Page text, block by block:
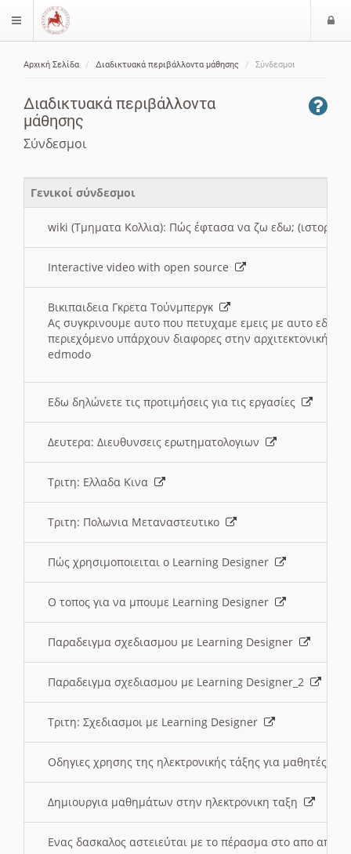
$langMenu
Αρχική Σελίδα Διαδικτυακά περιβάλλοντα μάθησης Σύνδεσμοι
Διαδικτυακά περιβάλλοντα
μάθησης
Σύνδεσμοι
Γενικοί σύνδεσμοι
wiki (Τμηματα Κολλια): Πώς έφτασα να ζω εδω; (ιστορια)
Interactive video with open source
Βικιπαιδεια Γκρετα Τούνμπεργκ
Ας συγκρινουμε αυτο που πετυχαμε εμεις με αυτο εδω
περιεχόμενο υπάρχουν διαφορες στην αρχιτεκτονική
edmodo
Εδω δηλώνετε τις προτιμήσεις για τις εργασίες
Δευτερα: Διευθυνσεις ερωτηματολογιων
Τριτη: Ελλαδα Κινα
Τριτη: Πολωνια Μεταναστευτικο
Πώς χρησιμοποιειται ο Learning Designer
O τοπος για να μπουμε Learning Designer
Παραδειγμα σχεδιασμου με Learning Designer
Παραδειγμα σχεδιασμου με Learning Designer_2
Τριτη: Σχεδιασμοι με Learning Designer
Οδηγιες χρησης της ηλεκτρονικής τάξης για μαθητές
Δημιουργια μαθημάτων στην ηλεκτρονικη ταξη
Ενας δασκαλος αστειεύται με το πέρασμα στο απο